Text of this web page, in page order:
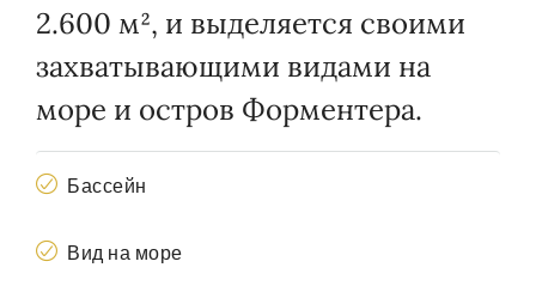
2.600 м², и выделяется своими
захватывающими видами на
море и остров Форментера.
Бассейн
Вид на море